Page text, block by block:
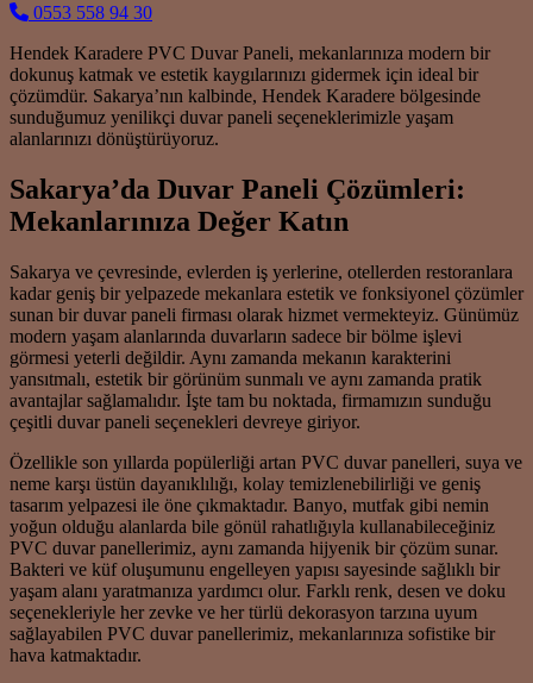
0553 558 94 30
Hendek Karadere PVC Duvar Paneli, mekanlarınıza modern bir
dokunuş katmak ve estetik kaygılarınızı gidermek için ideal bir
çözümdür. Sakarya’nın kalbinde, Hendek Karadere bölgesinde
sunduğumuz yenilikçi duvar paneli seçeneklerimizle yaşam
alanlarınızı dönüştürüyoruz.
Sakarya’da Duvar Paneli Çözümleri:
Mekanlarınıza Değer Katın
Sakarya ve çevresinde, evlerden iş yerlerine, otellerden restoranlara
kadar geniş bir yelpazede mekanlara estetik ve fonksiyonel çözümler
sunan bir duvar paneli firması olarak hizmet vermekteyiz. Günümüz
modern yaşam alanlarında duvarların sadece bir bölme işlevi
görmesi yeterli değildir. Aynı zamanda mekanın karakterini
yansıtmalı, estetik bir görünüm sunmalı ve aynı zamanda pratik
avantajlar sağlamalıdır. İşte tam bu noktada, firmamızın sunduğu
çeşitli duvar paneli seçenekleri devreye giriyor.
Özellikle son yıllarda popülerliği artan PVC duvar panelleri, suya ve
neme karşı üstün dayanıklılığı, kolay temizlenebilirliği ve geniş
tasarım yelpazesi ile öne çıkmaktadır. Banyo, mutfak gibi nemin
yoğun olduğu alanlarda bile gönül rahatlığıyla kullanabileceğiniz
PVC duvar panellerimiz, aynı zamanda hijyenik bir çözüm sunar.
Bakteri ve küf oluşumunu engelleyen yapısı sayesinde sağlıklı bir
yaşam alanı yaratmanıza yardımcı olur. Farklı renk, desen ve doku
seçenekleriyle her zevke ve her türlü dekorasyon tarzına uyum
sağlayabilen PVC duvar panellerimiz, mekanlarınıza sofistike bir
hava katmaktadır.